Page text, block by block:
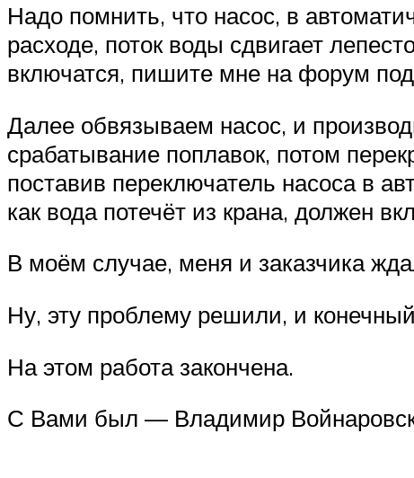
Надо помнить, что насос, в
расходе, поток воды сдвигает
включатся, пишите мне на форум
Далее обвязываем насос, и
срабатывание поплавок, потом
поставив переключатель насоса в
как вода потечёт из крана, должен
В моём случае, меня и заказчика
Ну, эту проблему решили, и
На этом работа закончена.
С Вами был — Владимир